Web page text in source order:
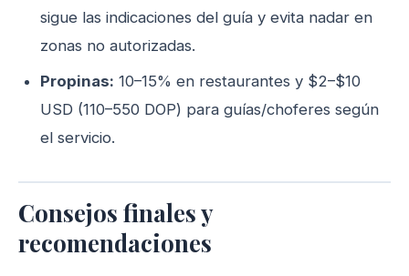
sigue las indicaciones del guía y evita nadar en
zonas no autorizadas.
Propinas: 10–15% en restaurantes y $2–$10
USD (110–550 DOP) para guías/choferes según
el servicio.
Consejos finales y
recomendaciones